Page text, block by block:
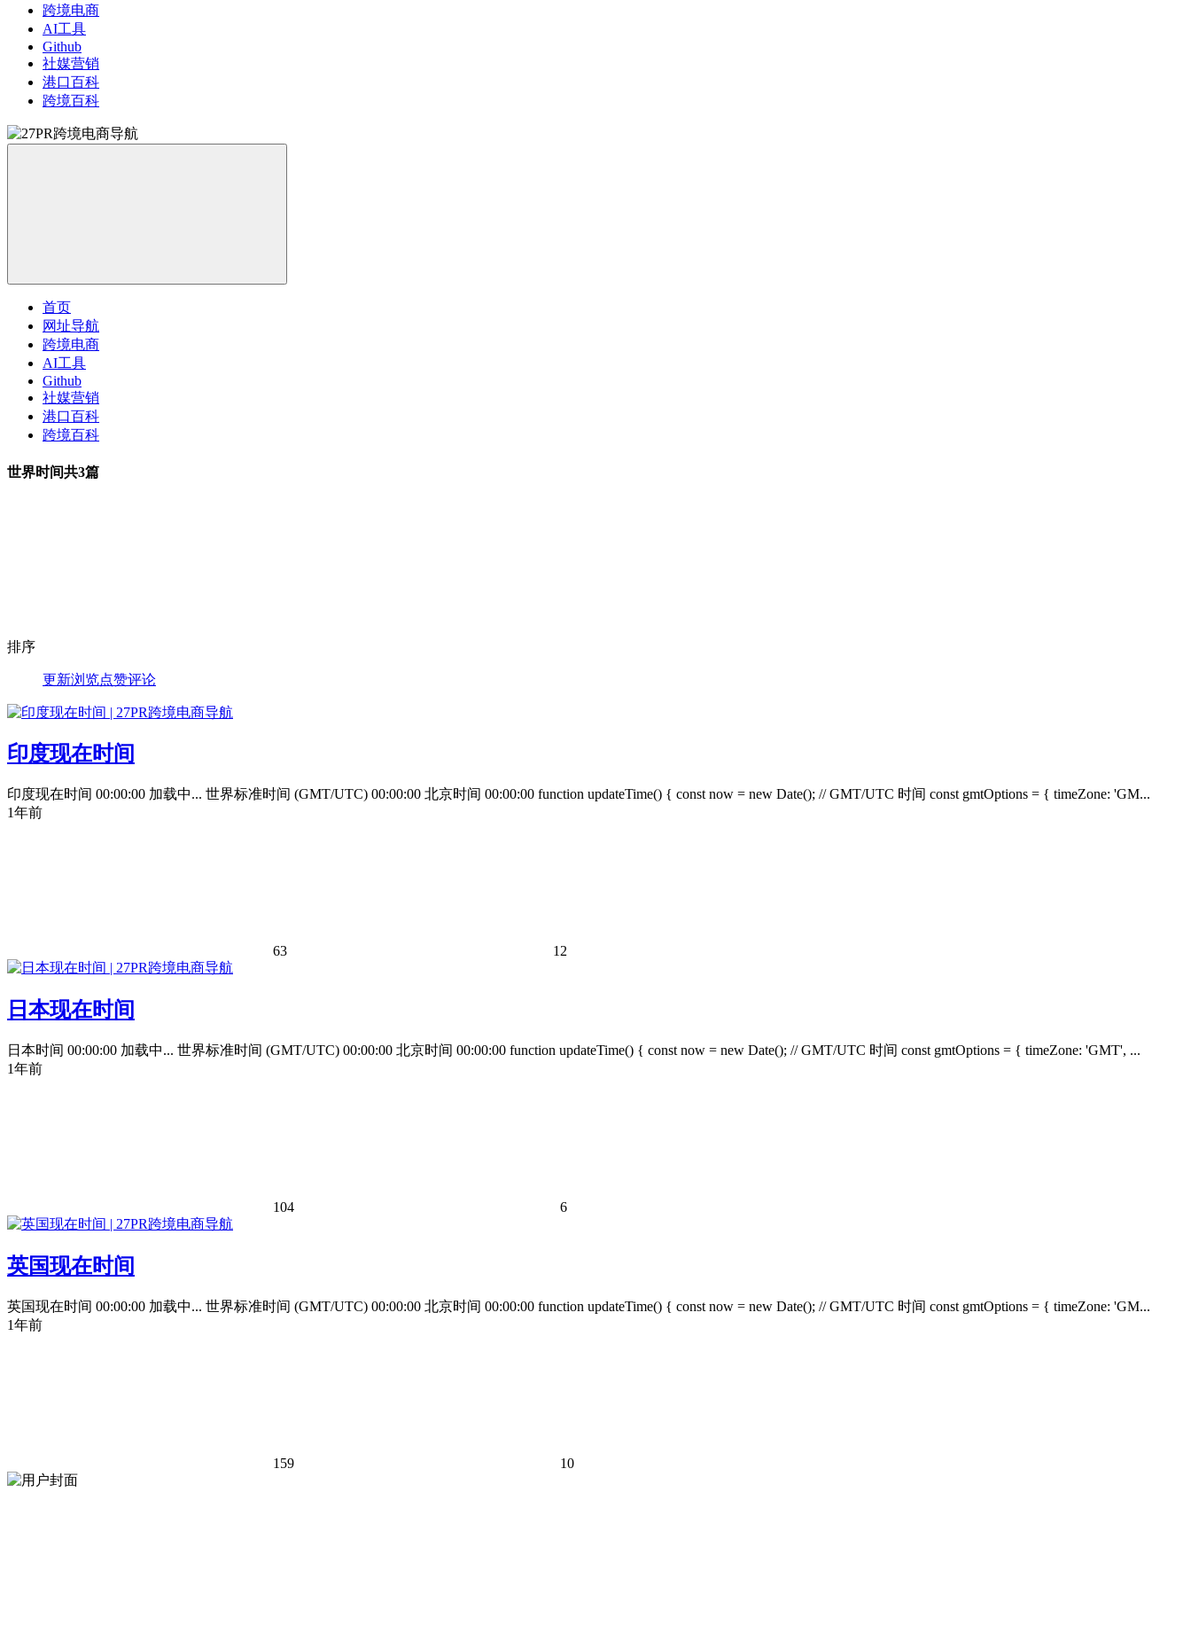
跨境电商
AI工具
Github
社媒营销
港口百科
跨境百科
首页
网址导航
跨境电商
AI工具
Github
社媒营销
港口百科
跨境百科
世界时间共3篇
排序
更新浏览点赞评论
印度现在时间
印度现在时间 00:00:00 加载中... 世界标准时间 (GMT/UTC) 00:00:00 北京时间 00:00:00 function updateTime() { const now = new Date(); // GMT/UTC 时间 const gmtOptions = { timeZone: 'GM...
1年前
63 12
日本现在时间
日本时间 00:00:00 加载中... 世界标准时间 (GMT/UTC) 00:00:00 北京时间 00:00:00 function updateTime() { const now = new Date(); // GMT/UTC 时间 const gmtOptions = { timeZone: 'GMT', ...
1年前
104 6
英国现在时间
英国现在时间 00:00:00 加载中... 世界标准时间 (GMT/UTC) 00:00:00 北京时间 00:00:00 function updateTime() { const now = new Date(); // GMT/UTC 时间 const gmtOptions = { timeZone: 'GM...
1年前
159 10